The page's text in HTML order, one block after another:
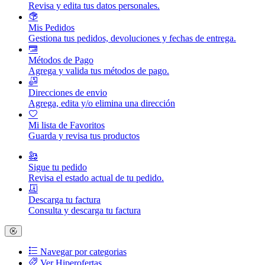
Revisa y edita tus datos personales.
Mis Pedidos
Gestiona tus pedidos, devoluciones y fechas de entrega.
Métodos de Pago
Agrega y valida tus métodos de pago.
Direcciones de envio
Agrega, edita y/o elimina una dirección
Mi lista de Favoritos
Guarda y revisa tus productos
Sigue tu pedido
Revisa el estado actual de tu pedido.
Descarga tu factura
Consulta y descarga tu factura
Navegar por categorias
Ver Hiperofertas